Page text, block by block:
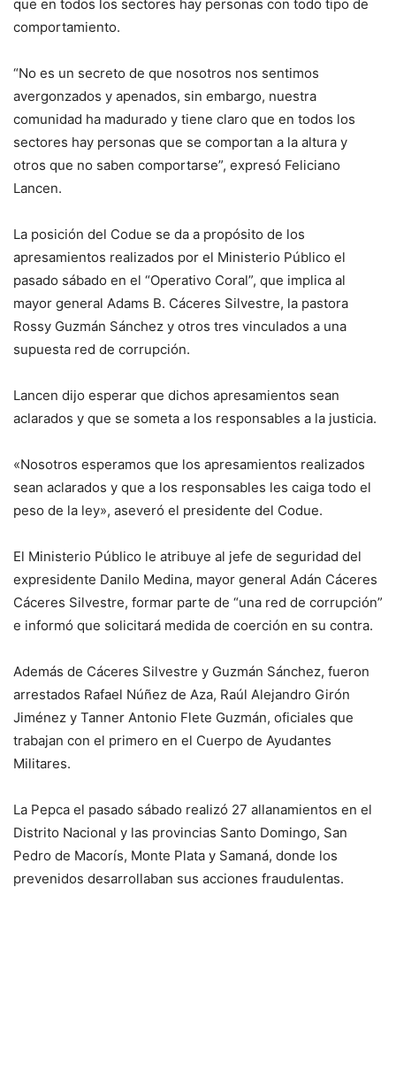
que en todos los sectores hay personas con todo tipo de
comportamiento.
“No es un secreto de que nosotros nos sentimos
avergonzados y apenados, sin embargo, nuestra
comunidad ha madurado y tiene claro que en todos los
sectores hay personas que se comportan a la altura y
otros que no saben comportarse”, expresó Feliciano
Lancen.
La posición del Codue se da a propósito de los
apresamientos realizados por el Ministerio Público el
pasado sábado en el “Operativo Coral”, que implica al
mayor general Adams B. Cáceres Silvestre, la pastora
Rossy Guzmán Sánchez y otros tres vinculados a una
supuesta red de corrupción.
Lancen dijo esperar que dichos apresamientos sean
aclarados y que se someta a los responsables a la justicia.
«Nosotros esperamos que los apresamientos realizados
sean aclarados y que a los responsables les caiga todo el
peso de la ley», aseveró el presidente del Codue.
El Ministerio Público le atribuye al jefe de seguridad del
expresidente Danilo Medina, mayor general Adán Cáceres
Cáceres Silvestre, formar parte de “una red de corrupción”
e informó que solicitará medida de coerción en su contra.
Además de Cáceres Silvestre y Guzmán Sánchez, fueron
arrestados Rafael Núñez de Aza, Raúl Alejandro Girón
Jiménez y Tanner Antonio Flete Guzmán, oficiales que
trabajan con el primero en el Cuerpo de Ayudantes
Militares.
La Pepca el pasado sábado realizó 27 allanamientos en el
Distrito Nacional y las provincias Santo Domingo, San
Pedro de Macorís, Monte Plata y Samaná, donde los
prevenidos desarrollaban sus acciones fraudulentas.